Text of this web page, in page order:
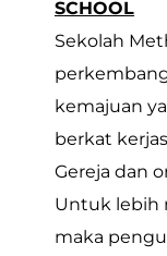
SCHOOL
Sekolah
kemajuan
berkat
Gereja dan
Untuk lebih
maka